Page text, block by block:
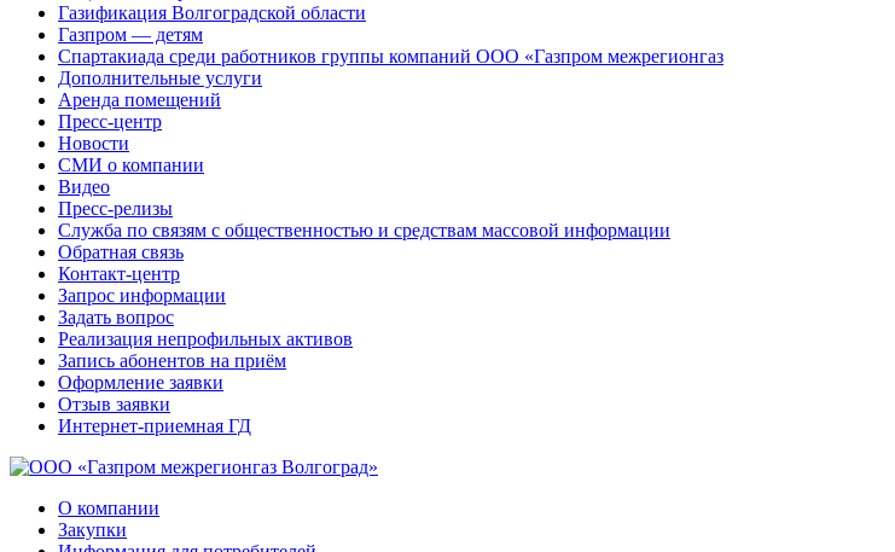
Газификация Волгоградской области
Газпром — детям
Спартакиада среди работников группы компаний ООО «Газпром межрегионгаз
Дополнительные услуги
Аренда помещений
Пресс-центр
Новости
СМИ о компании
Видео
Пресс-релизы
Служба по связям с общественностью и средствам массовой информации
Обратная связь
Контакт-центр
Запрос информации
Задать вопрос
Реализация непрофильных активов
Запись абонентов на приём
Оформление заявки
Отзыв заявки
Интернет-приемная ГД
О компании
Закупки